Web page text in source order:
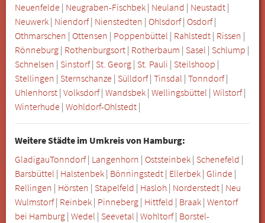
Neuenfelde | Neugraben-Fischbek | Neuland | Neustadt |
Neuwerk | Niendorf| Nienstedten | Ohlsdorf| Osdorf|
Othmarschen | Ottensen | Poppenbüttel | Rahlstedt | Rissen |
Rönneburg | Rothenburgsort | Rotherbaum | Sasel | Schlump |
Schnelsen | Sinstorf| St. Georg | St. Pauli | Steilshoop |
Stellingen | Sternschanze | Sülldorf| Tinsdal | Tonndorf|
Uhlenhorst | Volksdorf| Wandsbek | Wellingsbüttel | Wilstorf|
Winterhude | Wohldorf-Ohlstedt |
Weitere Städte im Umkreis von Hamburg:
GladigauTonndorf| Langenhorn | Oststeinbek | Schenefeld |
Barsbüttel | Halstenbek | Bönningstedt | Ellerbek | Glinde |
Rellingen | Hörsten | Stapelfeld | Hasloh | Norderstedt | Neu
Wulmstorf| Reinbek | Pinneberg | Hittfeld | Braak | Wentorf
bei Hamburg | Wedel | Seevetal | Wohltorf| Borstel-